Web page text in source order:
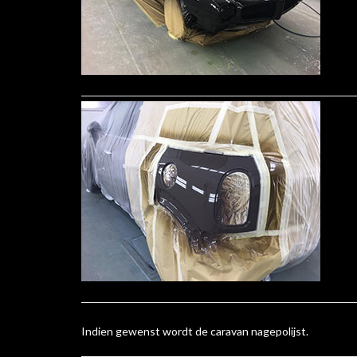
Indien gewenst wordt de caravan nagepolijst.